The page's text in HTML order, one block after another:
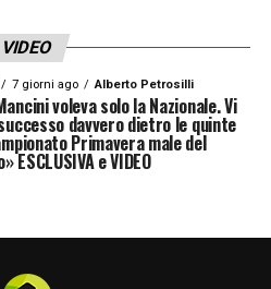
VIDEO
7 giorni ago Alberto Petrosilli
voleva solo la Nazionale. Vi
davvero dietro le quinte
Primavera male del
ESCLUSIVA e VIDEO